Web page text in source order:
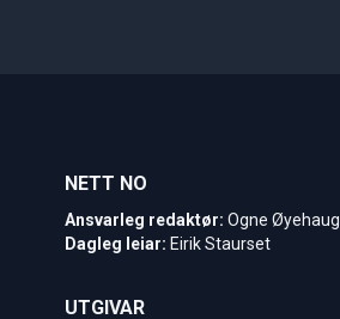
NETT NO
Ansvarleg redaktør: Ogne Øyehaug
Dagleg leiar: Eirik Staurset
UTGIVAR